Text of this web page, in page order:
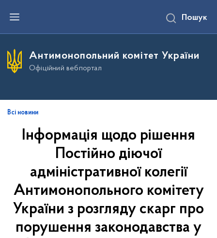
е
и
д
в
Пошук
Антимонопольний комітет України
Офіційний вебпортал
Всі новини
Інформація щодо рішення
Постійно діючої
адміністративної колегії
Антимонопольного комітету
України з розгляду скарг про
порушення законодавства у